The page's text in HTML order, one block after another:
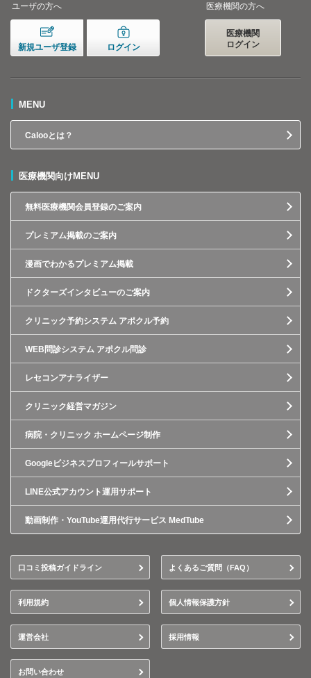
ユーザの方へ
新規ユーザ登録 ログイン
医療機関の方へ
医療機関
ログイン
MENU
Calooとは？
医療機関向けMENU
無料医療機関会員登録のご案内
プレミアム掲載のご案内
漫画でわかるプレミアム掲載
ドクターズインタビューのご案内
クリニック予約システム アポクル予約
WEB問診システム アポクル問診
レセコンアナライザー
クリニック経営マガジン
病院・クリニック ホームページ制作
Googleビジネスプロフィールサポート
LINE公式アカウント運用サポート
動画制作・YouTube運用代行サービス MedTube
口コミ投稿ガイドライン よくあるご質問（FAQ）
利用規約 個人情報保護方針
運営会社 採用情報
お問い合わせ